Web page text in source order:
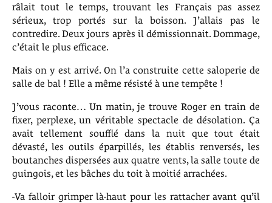
râlait tout le temps, trouvant les Français pas assez
sérieux, trop portés sur la boisson. J’allais pas le
contredire. Deux jours après il démissionnait. Dommage,
c’était le plus efficace.
Mais on y est arrivé. On l’a construite cette saloperie de
salle de bal ! Elle a même résisté à une tempête !
J’vous raconte… Un matin, je trouve Roger en train de
fixer, perplexe, un véritable spectacle de désolation. Ça
avait tellement soufflé dans la nuit que tout était
dévasté, les outils éparpillés, les établis renversés, les
boutanches dispersées aux quatre vents, la salle toute de
guingois, et les bâches du toit à moitié arrachées.
-Va falloir grimper là-haut pour les rattacher avant qu’il